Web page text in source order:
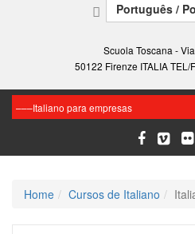
Português /
Scuola Toscana -
50122 Firenze ITALIA TEL/
Home Cursos de Italiano